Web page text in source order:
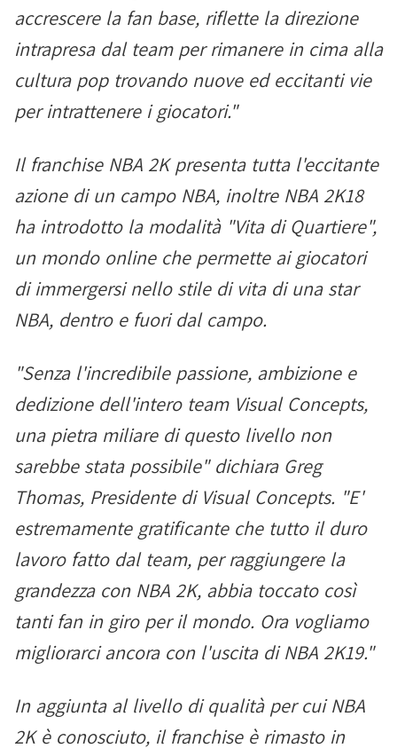
accrescere la fan base, riflette la direzione
intrapresa dal team per rimanere in cima alla
cultura pop trovando nuove ed eccitanti vie
per intrattenere i giocatori."
Il franchise NBA 2K presenta tutta l'eccitante
azione di un campo NBA, inoltre NBA 2K18
ha introdotto la modalità "Vita di Quartiere",
un mondo online che permette ai giocatori
di immergersi nello stile di vita di una star
NBA, dentro e fuori dal campo.
"Senza l'incredibile passione, ambizione e
dedizione dell'intero team Visual Concepts,
una pietra miliare di questo livello non
sarebbe stata possibile" dichiara Greg
Thomas, Presidente di Visual Concepts. "E'
estremamente gratificante che tutto il duro
lavoro fatto dal team, per raggiungere la
grandezza con NBA 2K, abbia toccato così
tanti fan in giro per il mondo. Ora vogliamo
migliorarci ancora con l'uscita di NBA 2K19."
In aggiunta al livello di qualità per cui NBA
2K è conosciuto, il franchise è rimasto in